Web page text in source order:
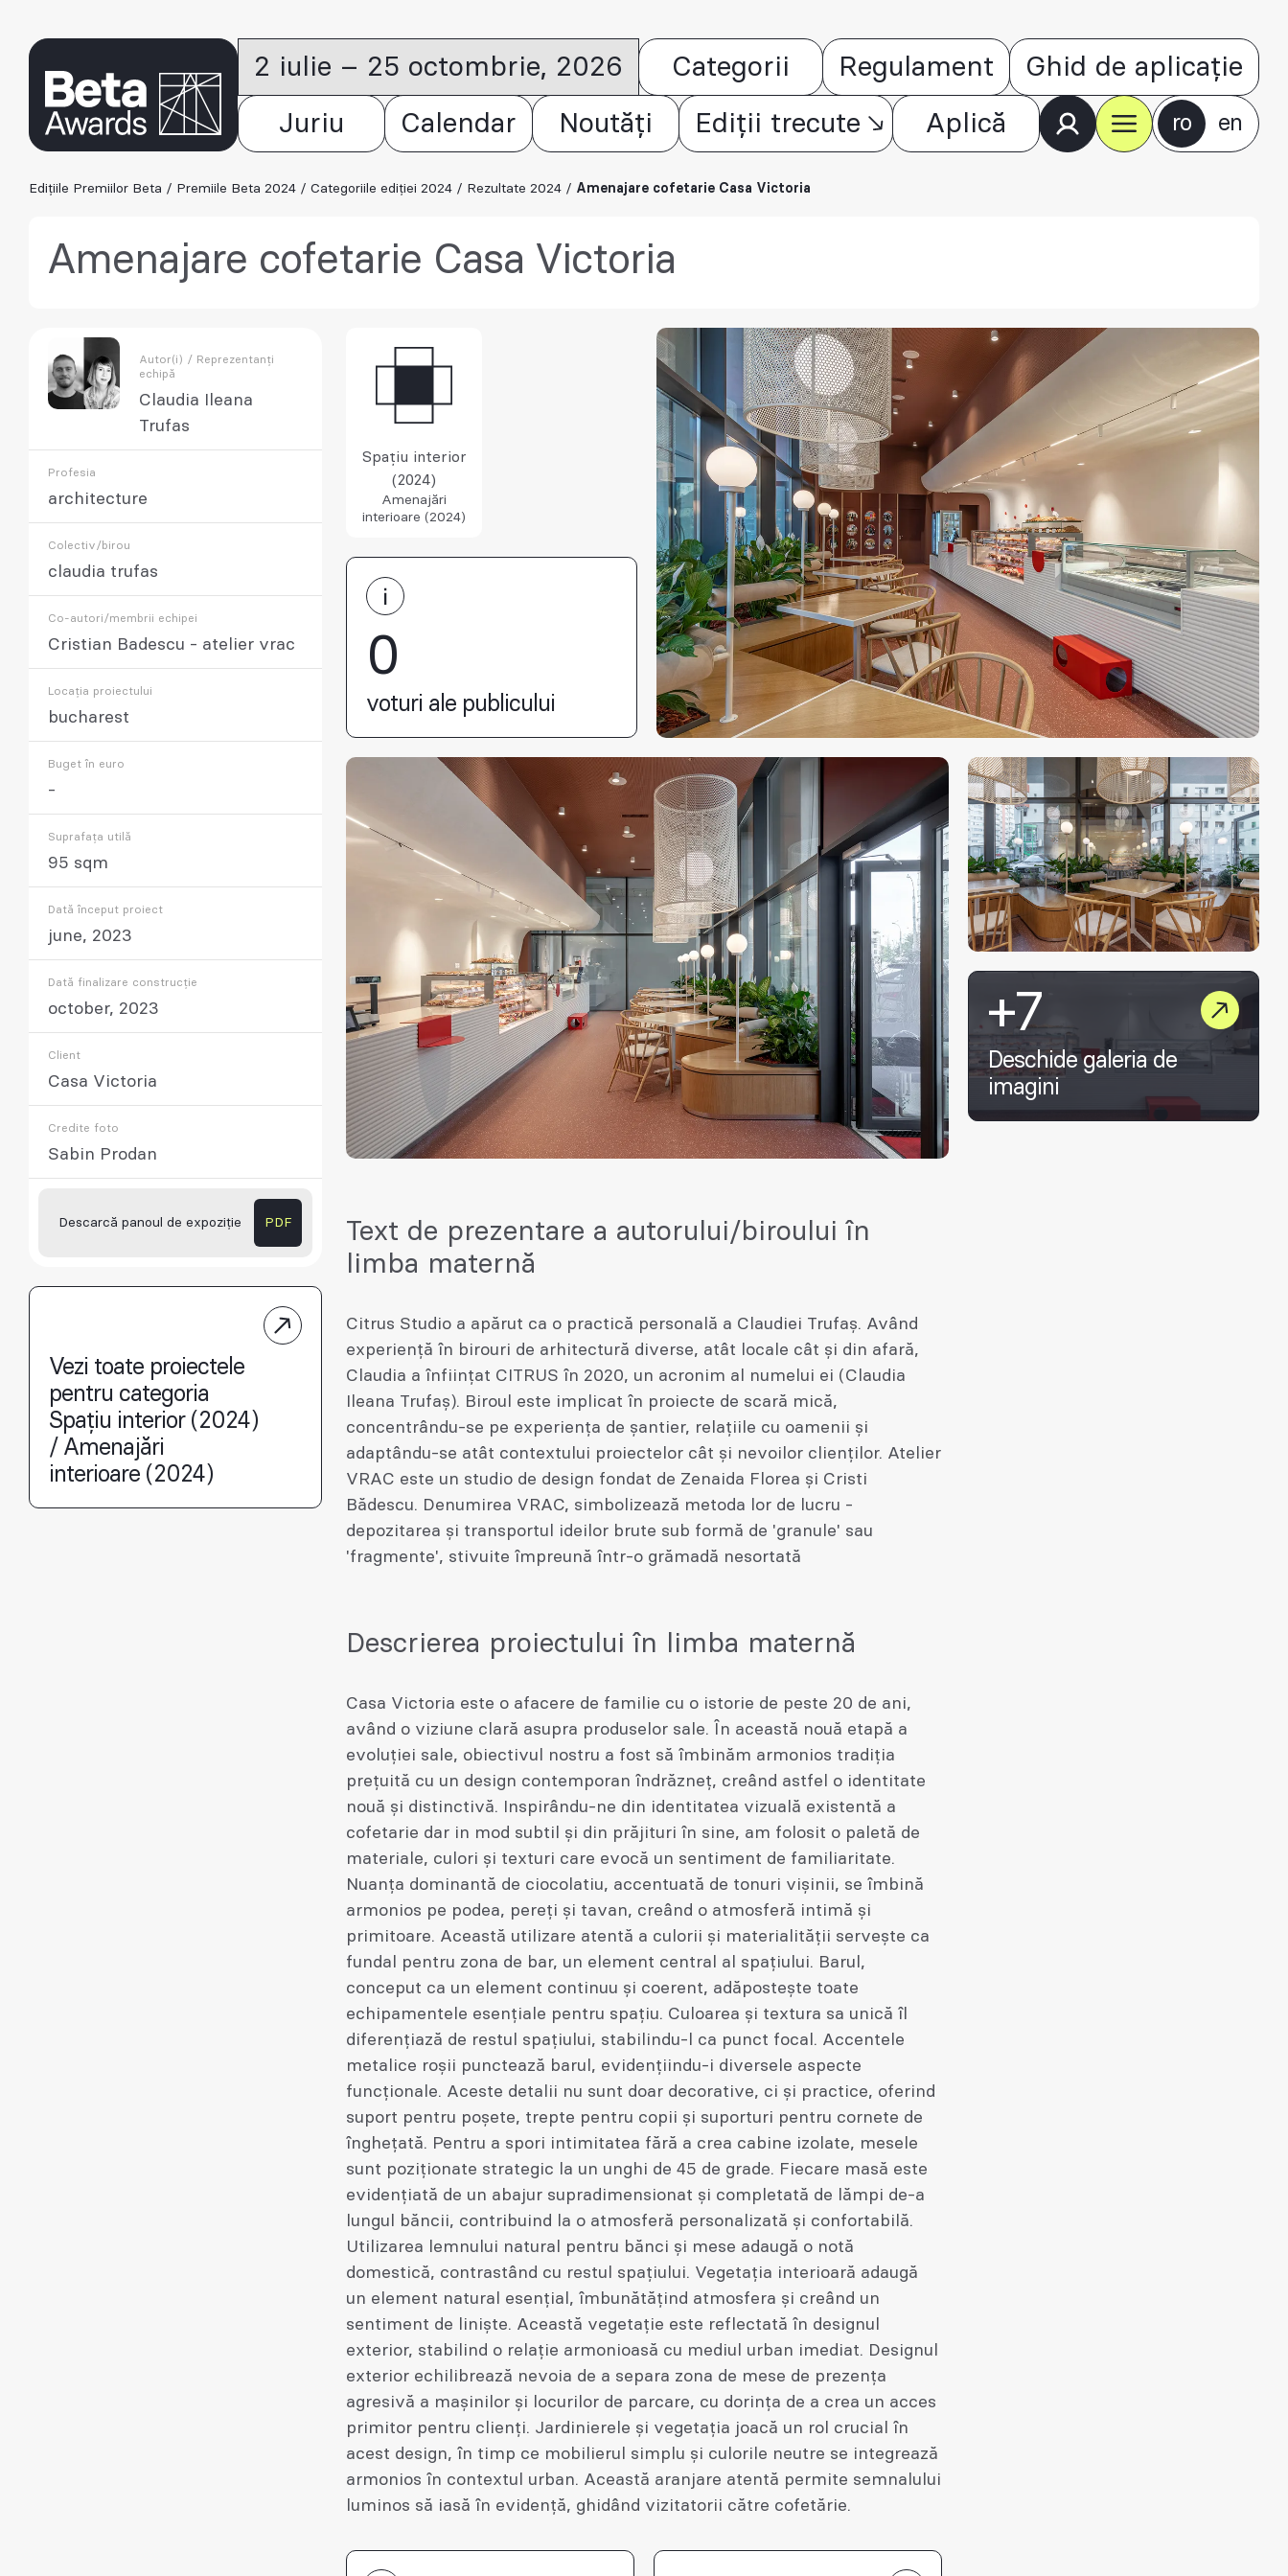
2 iulie – 25 octombrie, 2026 Categorii Regulament Ghid de aplicație
Juriu Calendar Noutăți Ediții trecute Aplică ro en
Edițiile Premiilor Beta / Premiile Beta 2024 / Categoriile ediției 2024 / Rezultate 2024 / Amenajare cofetarie Casa Victoria
Amenajare cofetarie Casa Victoria
Autor(i) / Reprezentanți
echipă
Claudia Ileana
Trufas
Profesia
architecture
Colectiv/birou
claudia trufas
Co-autori/membrii echipei
Cristian Badescu - atelier vrac
Locația proiectului
bucharest
Buget în euro
-
Suprafața utilă
95 sqm
Dată început proiect
june, 2023
Dată finalizare construcție
october, 2023
Client
Casa Victoria
Credite foto
Sabin Prodan
Descarcă panoul de expoziție PDF
Vezi toate proiectele
pentru categoria
Spațiu interior (2024)
/ Amenajări
interioare (2024)
Spațiu interior
(2024)
Amenajări
interioare (2024)
0
voturi ale publicului
+7
Deschide galeria de
imagini
Text de prezentare a autorului/biroului în
limba maternă
Citrus Studio a apărut ca o practică personală a Claudiei Trufaș. Având
experiență în birouri de arhitectură diverse, atât locale cât și din afară,
Claudia a înființat CITRUS în 2020, un acronim al numelui ei (Claudia
Ileana Trufaș). Biroul este implicat în proiecte de scară mică,
concentrându-se pe experiența de șantier, relațiile cu oamenii și
adaptându-se atât contextului proiectelor cât și nevoilor clienților. Atelier
VRAC este un studio de design fondat de Zenaida Florea și Cristi
Bădescu. Denumirea VRAC, simbolizează metoda lor de lucru -
depozitarea și transportul ideilor brute sub formă de 'granule' sau
'fragmente', stivuite împreună într-o grămadă nesortată
Descrierea proiectului în limba maternă
Casa Victoria este o afacere de familie cu o istorie de peste 20 de ani,
având o viziune clară asupra produselor sale. În această nouă etapă a
evoluției sale, obiectivul nostru a fost să îmbinăm armonios tradiția
prețuită cu un design contemporan îndrăzneț, creând astfel o identitate
nouă și distinctivă. Inspirându-ne din identitatea vizuală existentă a
cofetarie dar in mod subtil și din prăjituri în sine, am folosit o paletă de
materiale, culori și texturi care evocă un sentiment de familiaritate.
Nuanța dominantă de ciocolatiu, accentuată de tonuri vișinii, se îmbină
armonios pe podea, pereți și tavan, creând o atmosferă intimă și
primitoare. Această utilizare atentă a culorii și materialității servește ca
fundal pentru zona de bar, un element central al spațiului. Barul,
conceput ca un element continuu și coerent, adăpostește toate
echipamentele esențiale pentru spațiu. Culoarea și textura sa unică îl
diferențiază de restul spațiului, stabilindu-l ca punct focal. Accentele
metalice roșii punctează barul, evidențiindu-i diversele aspecte
funcționale. Aceste detalii nu sunt doar decorative, ci și practice, oferind
suport pentru poșete, trepte pentru copii și suporturi pentru cornete de
înghețată. Pentru a spori intimitatea fără a crea cabine izolate, mesele
sunt poziționate strategic la un unghi de 45 de grade. Fiecare masă este
evidențiată de un abajur supradimensionat și completată de lămpi de-a
lungul băncii, contribuind la o atmosferă personalizată și confortabilă.
Utilizarea lemnului natural pentru bănci și mese adaugă o notă
domestică, contrastând cu restul spațiului. Vegetația interioară adaugă
un element natural esențial, îmbunătățind atmosfera și creând un
sentiment de liniște. Această vegetație este reflectată în designul
exterior, stabilind o relație armonioasă cu mediul urban imediat. Designul
exterior echilibrează nevoia de a separa zona de mese de prezența
agresivă a mașinilor și locurilor de parcare, cu dorința de a crea un acces
primitor pentru clienți. Jardinierele și vegetația joacă un rol crucial în
acest design, în timp ce mobilierul simplu și culorile neutre se integrează
armonios în contextul urban. Această aranjare atentă permite semnalului
luminos să iasă în evidență, ghidând vizitatorii către cofetărie.